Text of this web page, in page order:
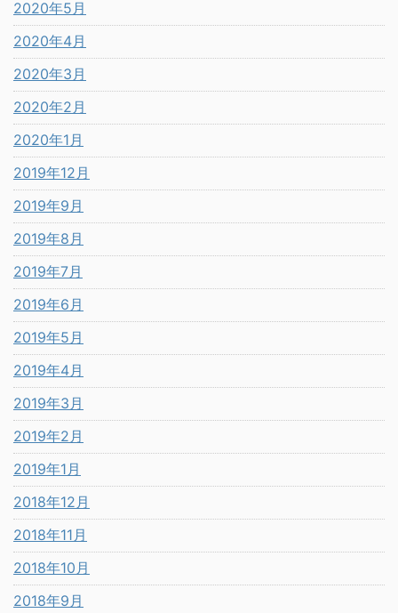
2020年5月
2020年4月
2020年3月
2020年2月
2020年1月
2019年12月
2019年9月
2019年8月
2019年7月
2019年6月
2019年5月
2019年4月
2019年3月
2019年2月
2019年1月
2018年12月
2018年11月
2018年10月
2018年9月